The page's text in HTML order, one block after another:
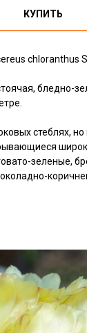
КУПИТЬ
chloranthus
бледно-
стеблях,
зеленые,